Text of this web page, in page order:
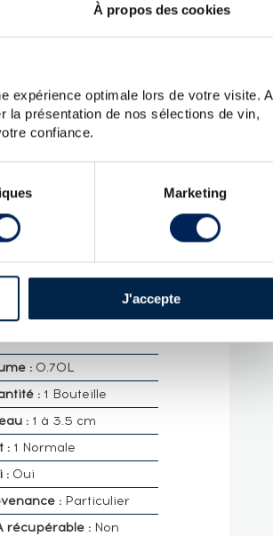
À propos des cookies
expérience optimale lors de votre visite. A
la présentation de nos sélections de vin,
confiance.
Marketing
J'accepte
COLLECTION
:
alcool :57.50
: 0.70L
: 1 Bouteille
: 1 à 3.5 cm
: 1 Normale
: Oui
: Particulier
récupérable : Non